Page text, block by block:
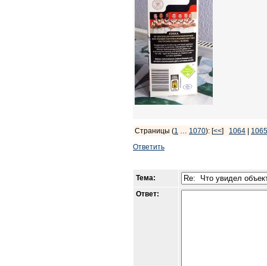
Страницы (1 … 1070): [<<] 1064
1065
Ответить
Тема:
Ответ: